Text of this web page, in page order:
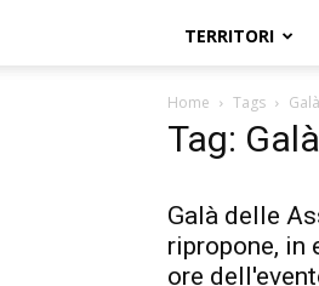
TERRITORI
Home Tags
Tag:
Galà delle
ripropone, in
ore